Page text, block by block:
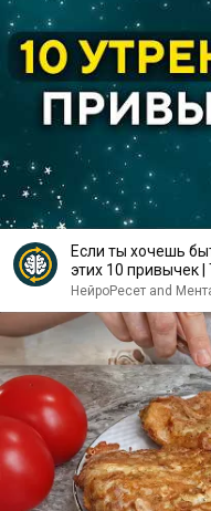
Если ты хочешь
этих 10 привычек
НейроРесет and